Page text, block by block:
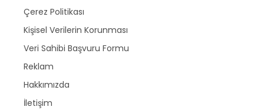
Çerez Politikası
Kişisel Verilerin Korunması
Veri Sahibi Başvuru Formu
Reklam
Hakkımızda
İletişim